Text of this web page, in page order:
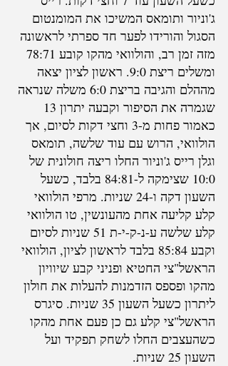
ג'וניור ותומאס המשיכו את המומנטום
הסגול והורידו לפער חד ספרתי לראשונה
ומשלים ריצת 9:0. ראשון לציון יצאה
מההלם והגיבה בריצת 6:0 משלה שנראה
כאמור פחות מ-3 וחצי דקות לסיום, אך
הולוואי, הרוש עם עוד שלשה, תומאס
וגלן רייס ג'וניור החלו ריצה חולונית של
10:0 שצימקה ל-84:81 בלבד, כשעל
השעון דקה ו-24 שניות. מרפי הולוואי
קלע קליעה אחת מהעונשין, טו הולוואי
קלע שלשה ע-נ-ק-י-ת 51 שניות לסיום
וקבע 85:84 בלבד לראשון לציון, הולוואי
הראשל"צי החטיא ופניני קבע שיוויון
מהקו ופספס הזדמנות להעלות את חולון
ליתרון כשעל השעון 35 שניות. סיגרס
הראשל"צי קלע גם כן פעם אחת מהקו
כשהעצבים החלו לשחק תפקיד ועל
השעון 25 שניות.